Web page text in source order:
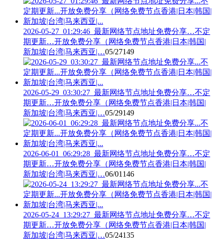
2026-05-27_01:29:46_最新网络节点地址免费分享…不定
期更新…开放免费分享（网络免费节点香港|日本|韩国|
新加坡|台湾|马来西亚|…05/27149
2026-05-29_03:30:27_最新网络节点地址免费分享…不定
期更新…开放免费分享（网络免费节点香港|日本|韩国|
新加坡|台湾|马来西亚|…05/29149
2026-06-01_06:29:28_最新网络节点地址免费分享…不定
期更新…开放免费分享（网络免费节点香港|日本|韩国|
新加坡|台湾|马来西亚|…06/01146
2026-05-24_13:29:27_最新网络节点地址免费分享…不定
期更新…开放免费分享（网络免费节点香港|日本|韩国|
新加坡|台湾|马来西亚|…05/24135